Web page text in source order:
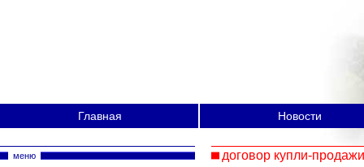
Главная Новости
договор купли-продажи
меню